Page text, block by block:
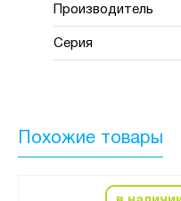
Производитель
Серия
Похожие товары